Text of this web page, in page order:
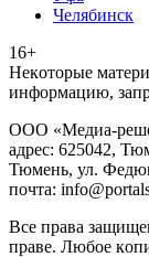
Челябинск
16+
Heкoтopыe
инфopмaцию,
ООО «Медиа-
адрес: 625042,
Тюмень, ул.
почта:
Вce прaвa
прaве. Любoe